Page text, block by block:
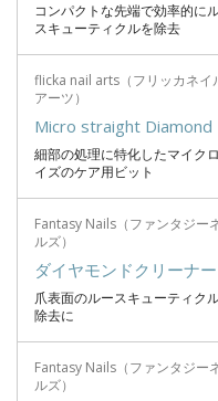
コンパクトな先端で効率的に
スキューティクルを除去
flicka nail arts（フリッカネイ
アーツ）
Micro straight Diamond
細部の処理に特化したマイク
イズのケア用ビット
Fantasy Nails（ファンタジー
ルズ）
ダイヤモンドクリーナー
爪表面のルースキューティク
除去に
Fantasy Nails（ファンタジー
ルズ）